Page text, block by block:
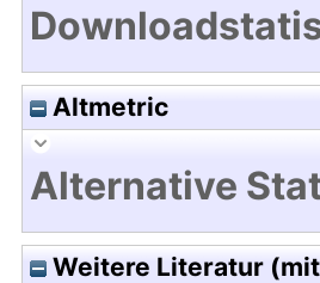
Altmetric
Alternative
Weitere Literatur